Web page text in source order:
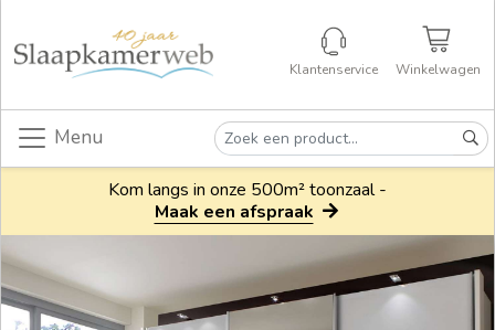
Klantenservice Winkelwagen
Menu
Kom langs in onze 500m² toonzaal -
Maak een afspraak